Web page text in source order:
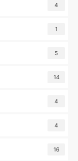
4
1
5
14
4
4
16